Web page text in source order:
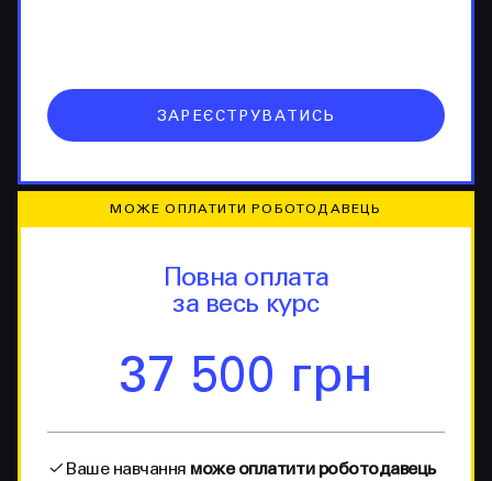
ЗАРЕЄСТРУВАТИСЬ
МОЖЕ ОПЛАТИТИ РОБОТОДАВЕЦЬ
Повна оплата
за весь курс
37 500 грн
Ваше навчання може оплатити роботодавець